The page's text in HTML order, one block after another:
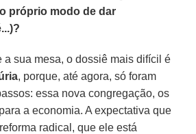
próprio modo de dar
a sua mesa, o dossiê mais difícil é
, porque, até agora, só foram
essa nova congregação, os
a economia. A expectativa que
radical, que ele está